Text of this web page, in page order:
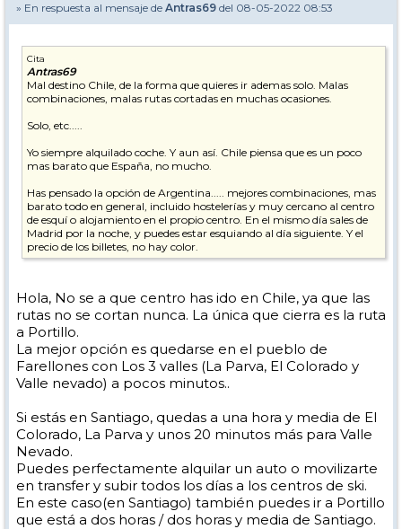
» En respuesta al mensaje de Antras69 del 08-05-2022 08:53
Cita
Antras69
Mal destino Chile, de la forma que quieres ir ademas solo. Malas
combinaciones, malas rutas cortadas en muchas ocasiones.
Solo, etc.....
Yo siempre alquilado coche. Y aun así. Chile piensa que es un poco
mas barato que España, no mucho.
Has pensado la opción de Argentina..... mejores combinaciones, mas
barato todo en general, incluido hostelerías y muy cercano al centro
de esquí o alojamiento en el propio centro. En el mismo día sales de
Madrid por la noche, y puedes estar esquiando al día siguiente. Y el
precio de los billetes, no hay color.
Hola, No se a que centro has ido en Chile, ya que las
rutas no se cortan nunca. La única que cierra es la ruta
a Portillo.
La mejor opción es quedarse en el pueblo de
Farellones con Los 3 valles (La Parva, El Colorado y
Valle nevado) a pocos minutos..
Si estás en Santiago, quedas a una hora y media de El
Colorado, La Parva y unos 20 minutos más para Valle
Nevado.
Puedes perfectamente alquilar un auto o movilizarte
en transfer y subir todos los días a los centros de ski.
En este caso(en Santiago) también puedes ir a Portillo
que está a dos horas / dos horas y media de Santiago.